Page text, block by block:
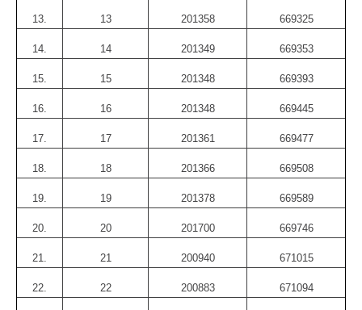
13. 13 201358 669325
14. 14 201349 669353
15. 15 201348 669393
16. 16 201348 669445
17. 17 201361 669477
18. 18 201366 669508
19. 19 201378 669589
20. 20 201700 669746
21. 21 200940 671015
22. 22 200883 671094